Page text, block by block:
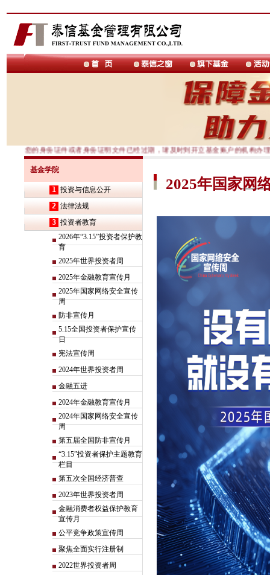
果您的身份证件或者身份证明文件已经过期，请及时到开立基金账户的机构办理
基金学院
1 投资与信息公开
2 法律法规
3 投资者教育
2026年“3.15”投资者保护教
育
2025年世界投资者周
2025年金融教育宣传月
2025年国家网络安全宣传
周
防非宣传月
5.15全国投资者保护宣传
日
宪法宣传周
2024年世界投资者周
金融五进
2024年金融教育宣传月
2024年国家网络安全宣传
周
第五届全国防非宣传月
“3.15”投资者保护主题教育
栏目
第五次全国经济普查
2023年世界投资者周
金融消费者权益保护教育
宣传月
公平竞争政策宣传周
聚焦全面实行注册制
2022世界投资者周
2025年国家网